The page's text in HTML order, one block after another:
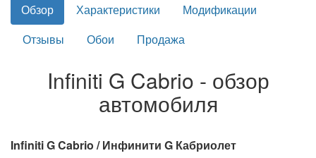
Обзор Характеристики
Модификации
Отзывы
Обои Продажа
Infiniti G Cabrio - обзор
автомобиля
Infiniti G Cabrio / Инфинити G Кабриолет